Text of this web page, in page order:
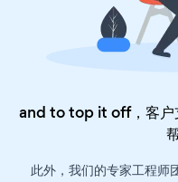
and to top it off，客户
此外，我们的专家工程师